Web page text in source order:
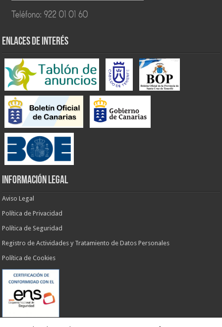
ENLACES DE INTERÉS
INFORMACIÓN LEGAL
Aviso Legal
Política de Privacidad
Política de Seguridad
Registro de Actividades y Tratamiento de Datos Personales
Política de Cookies